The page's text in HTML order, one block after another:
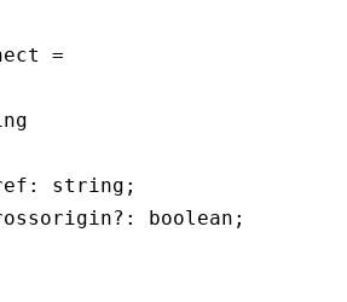
=
: string ;
?: boolean ;